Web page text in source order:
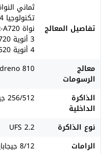
تفاصيل المعالج
ثماني
تكنولوجيا 4 نانومتر
نواة Cortex-A720 بتردد 2.7GHz
3 أنوية Cortex-A720 بتردد 2.4GHz
4 أنوية Cortex-A520 بتردد 1.8GHz
معالج
الرسومات
810
الذاكرة
الداخلية
256/512 جيجابايت
نوع الذاكرة
UFS 2.2
الرامات
8/12 جيجابايت